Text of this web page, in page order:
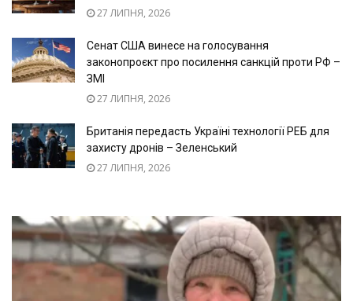
27 ЛИПНЯ, 2026
Сенат США винесе на голосування
законопроєкт про посилення санкцій проти РФ –
ЗМІ
27 ЛИПНЯ, 2026
Британія передасть Україні технології РЕБ для
захисту дронів – Зеленський
27 ЛИПНЯ, 2026